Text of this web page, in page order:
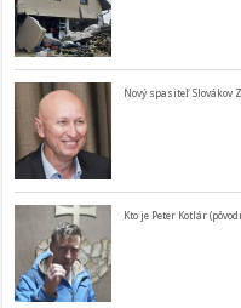
Nový spasiteľ Slovákov
Kto je Peter Kotlár